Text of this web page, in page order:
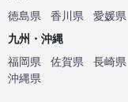
徳島県
香川県 愛媛県
九州・沖縄
福岡県
佐賀県 長崎県
沖縄県